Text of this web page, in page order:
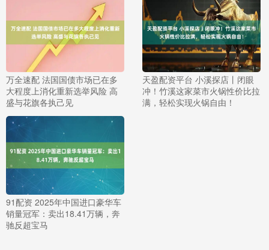
万全速配 法国国债市场已在多
大程度上消化重新选举风险 高
盛与花旗各执己见
天盈配资平台 小溪探店丨闭眼
冲！竹溪这家菜市火锅性价比拉
满，轻松实现火锅自由！
91配资 2025年中国进口豪华车
销量冠军：卖出18.41万辆，奔
驰反超宝马